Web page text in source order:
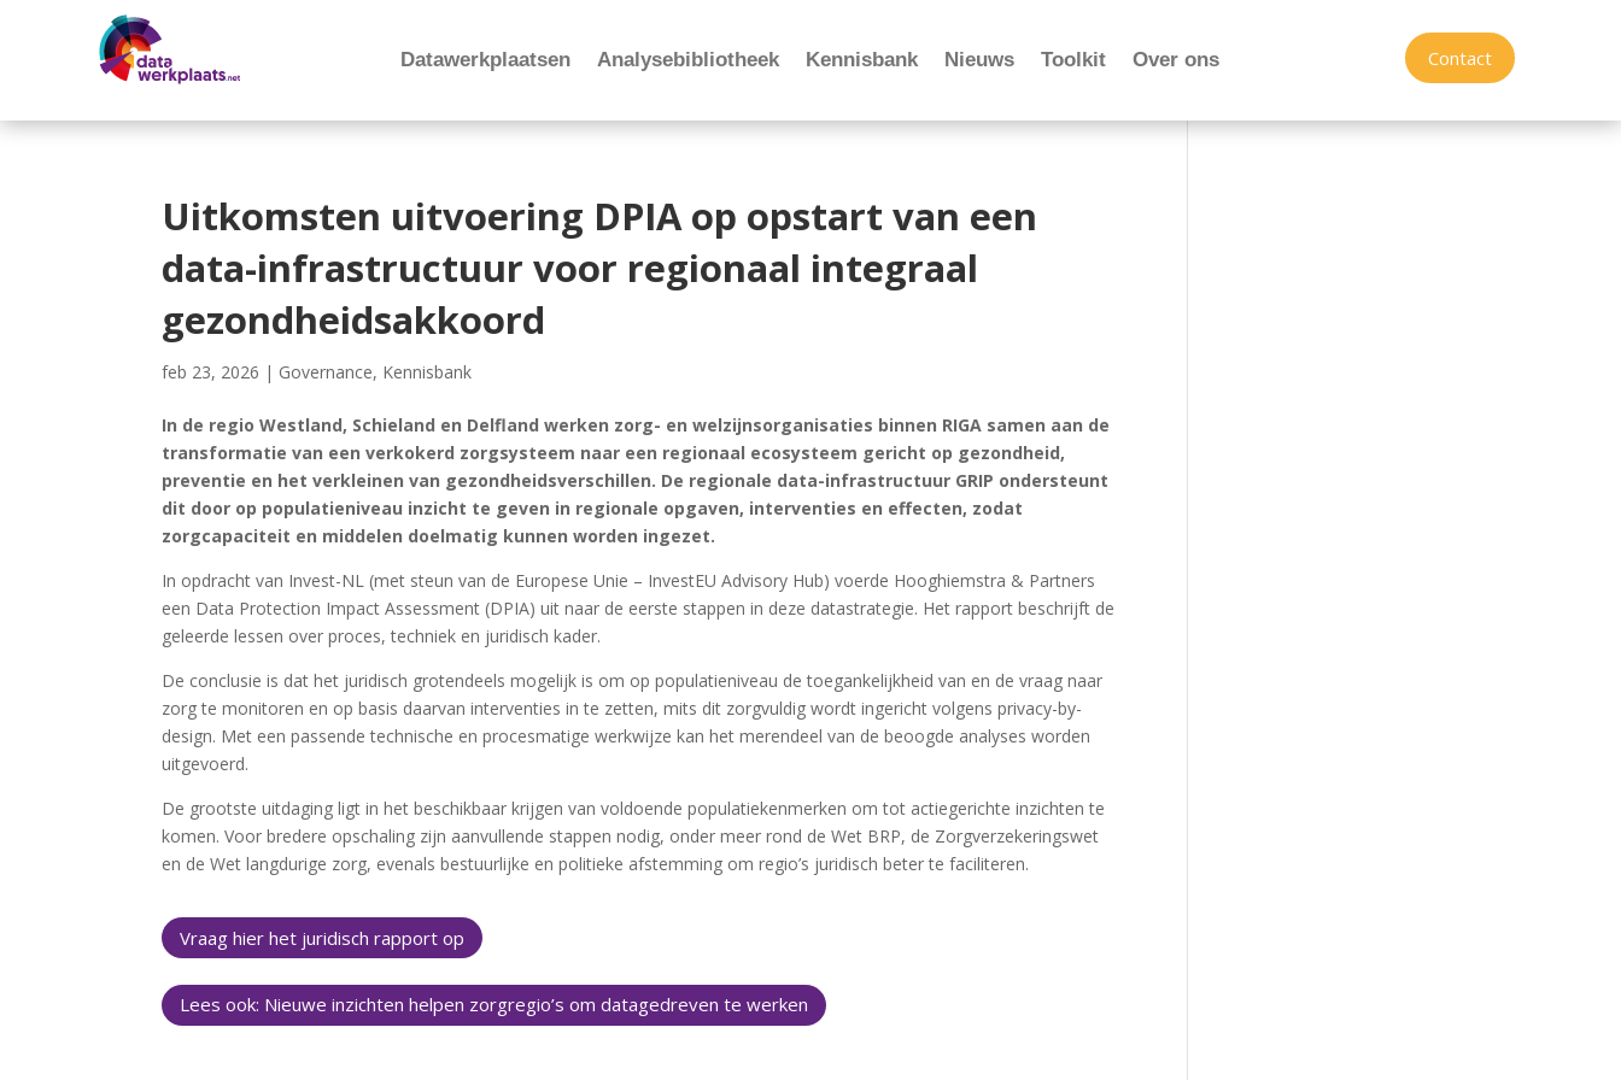
Datawerkplaatsen Analysebibliotheek Kennisbank Nieuws Toolkit Over ons Contact
Uitkomsten uitvoering DPIA op opstart van een
data-infrastructuur voor regionaal integraal
gezondheidsakkoord
feb 23, 2026 | Governance, Kennisbank
In de regio Westland, Schieland en Delfland werken zorg- en welzijnsorganisaties binnen RIGA samen aan de
transformatie van een verkokerd zorgsysteem naar een regionaal ecosysteem gericht op gezondheid,
preventie en het verkleinen van gezondheidsverschillen. De regionale data-infrastructuur GRIP ondersteunt
dit door op populatieniveau inzicht te geven in regionale opgaven, interventies en effecten, zodat
zorgcapaciteit en middelen doelmatig kunnen worden ingezet.
In opdracht van Invest-NL (met steun van de Europese Unie – InvestEU Advisory Hub) voerde Hooghiemstra & Partners
een Data Protection Impact Assessment (DPIA) uit naar de eerste stappen in deze datastrategie. Het rapport beschrijft de
geleerde lessen over proces, techniek en juridisch kader.
De conclusie is dat het juridisch grotendeels mogelijk is om op populatieniveau de toegankelijkheid van en de vraag naar
zorg te monitoren en op basis daarvan interventies in te zetten, mits dit zorgvuldig wordt ingericht volgens privacy-by-
design. Met een passende technische en procesmatige werkwijze kan het merendeel van de beoogde analyses worden
uitgevoerd.
De grootste uitdaging ligt in het beschikbaar krijgen van voldoende populatiekenmerken om tot actiegerichte inzichten te
komen. Voor bredere opschaling zijn aanvullende stappen nodig, onder meer rond de Wet BRP, de Zorgverzekeringswet
en de Wet langdurige zorg, evenals bestuurlijke en politieke afstemming om regio’s juridisch beter te faciliteren.
Vraag hier het juridisch rapport op
Lees ook: Nieuwe inzichten helpen zorgregio’s om datagedreven te werken